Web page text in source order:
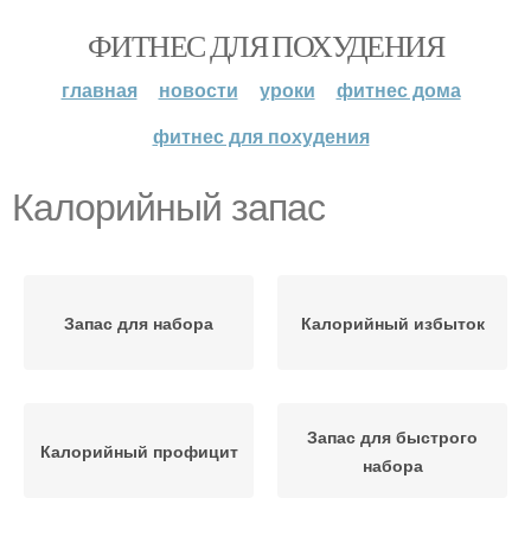
ФИТНЕС ДЛЯ ПОХУДЕНИЯ
главная новости уроки
фитнес дома
фитнес для похудения
Калорийный запас
Запас для набора Калорийный избыток
Калорийный профицит
Запас для быстрого
набора